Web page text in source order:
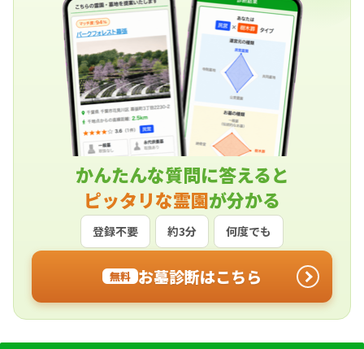
かんたんな質問に答えると
ピッタリな霊園が分かる
登録不要 約3分 何度でも
無料 お墓診断はこちら